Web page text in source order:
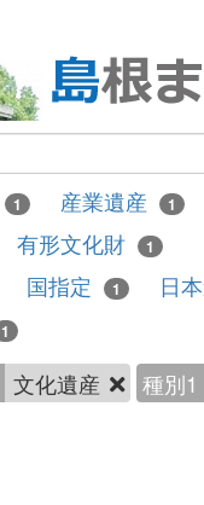
1 産業遺産 1
有形文化財 1
国指定 1
日
1
文化遺産
種別1